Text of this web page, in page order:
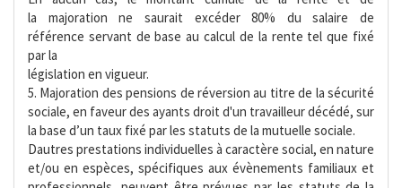
la majoration ne saurait excéder 80% du salaire de
référence servant de base au calcul de la rente tel que fixé
par la
législation en vigueur.
5. Majoration des pensions de réversion au titre de la sécurité
sociale, en faveur des ayants droit d'un travailleur décédé, sur
la base d’un taux fixé par les statuts de la mutuelle sociale.
Dautres prestations individuelles à caractère social, en nature
et/ou en espèces, spécifiques aux évènements familiaux et